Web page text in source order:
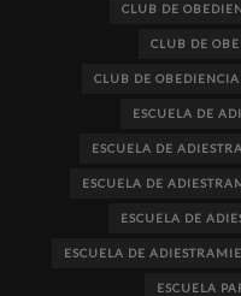
CLUB DE
CLUB DE
CLUB DE
ESCUELA DE
ESCUELA DE
ESCUELA DE
ESCUELA DE
ESCUELA DE
ESCUELA